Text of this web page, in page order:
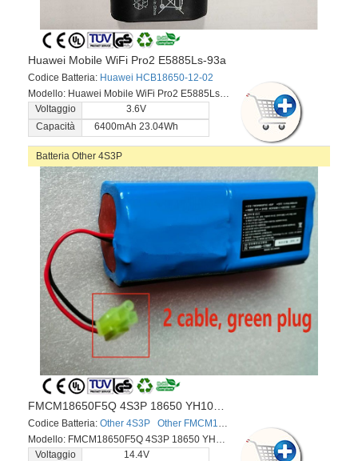
Huawei Mobile WiFi Pro2 E5885Ls-93a
Codice Batteria: Huawei HCB18650-12-02
Modello: Huawei Mobile WiFi Pro2 E5885Ls-93a
Voltaggio
3.6V
Capacità
6400mAh 23.04Wh
Batteria Other 4S3P
Codice Batteria: Other 4S3P
Other FMCM18650F5Q
Modello: FMCM18650F5Q 4S3P 18650 YH10095-1707
Voltaggio
14.4V